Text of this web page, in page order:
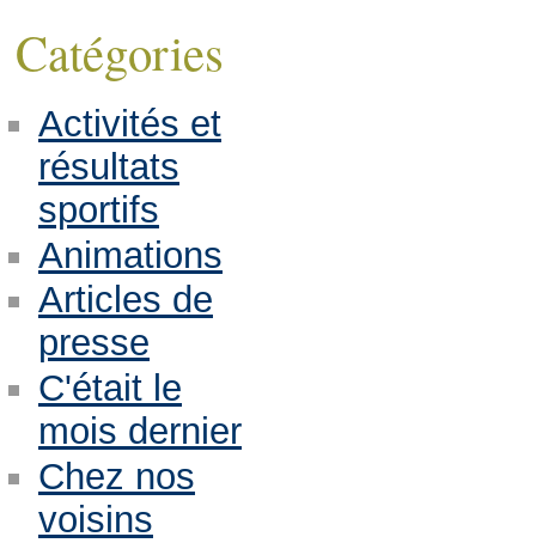
Catégories
Activités et
résultats
sportifs
Animations
Articles de
presse
C'était le
mois dernier
Chez nos
voisins